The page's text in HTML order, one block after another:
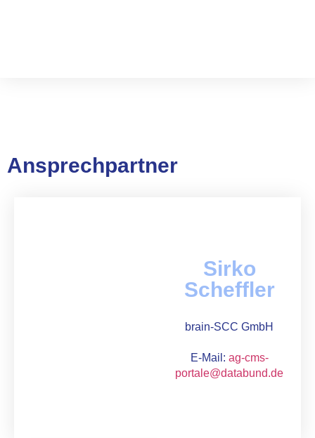
Ansprechpartner
Sirko
Scheffler
brain-SCC GmbH
E-Mail: ag-cms-
portale@databund.de